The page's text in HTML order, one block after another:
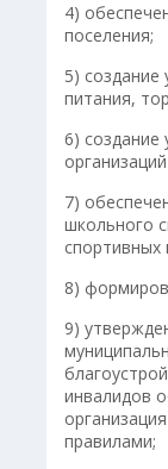
4)
поселения;
5) создание
питания,
6) создание
7)
школьного
спортивных
8)
9)
инвалидов
правилами;